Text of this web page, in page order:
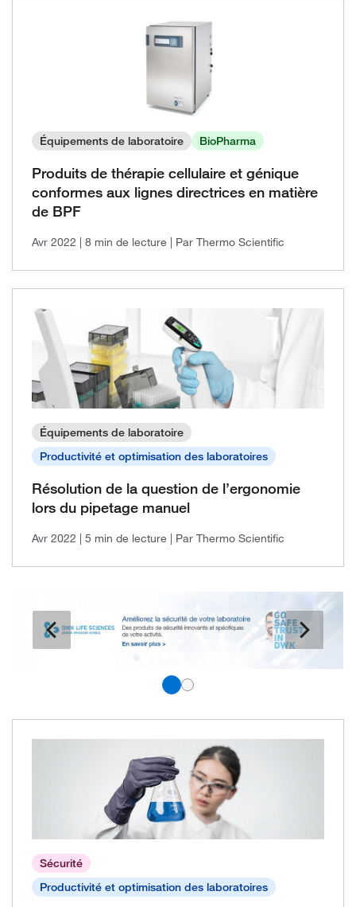
Équipements de laboratoire BioPharma
Produits de thérapie cellulaire et génique
conformes aux lignes directrices en matière
de BPF
Avr 2022 | 8 min de lecture | Par Thermo Scientific
Équipements de laboratoire
Productivité et optimisation des laboratoires
Résolution de la question de l’ergonomie
lors du pipetage manuel
Avr 2022 | 5 min de lecture | Par Thermo Scientific
Sécurité
Productivité et optimisation des laboratoires